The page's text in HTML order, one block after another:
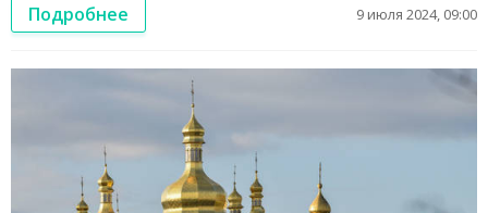
Подробнее 9 июля 2024, 09:00